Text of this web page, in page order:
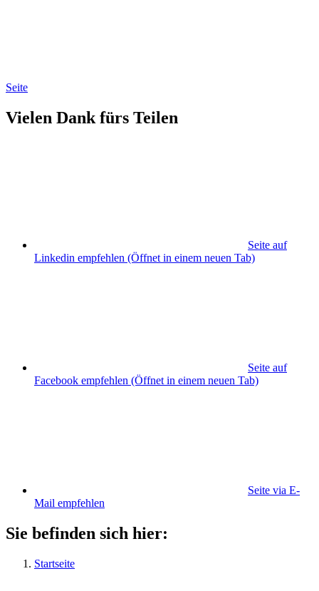
Seite
Vielen Dank fürs Teilen
Seite auf
Linkedin empfehlen (Öffnet in einem neuen Tab)
Seite auf
Facebook empfehlen (Öffnet in einem neuen Tab)
Seite via E-
Mail empfehlen
Sie befinden sich hier:
Startseite